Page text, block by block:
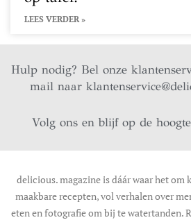
LEES VERDER »
Hulp nodig? Bel onze
mail naar
Volg ons en blijf op de hoogte
delicious. magazine is dáár waar het om
maakbare recepten, vol verhalen over
eten en fotografie om bij te watertanden.